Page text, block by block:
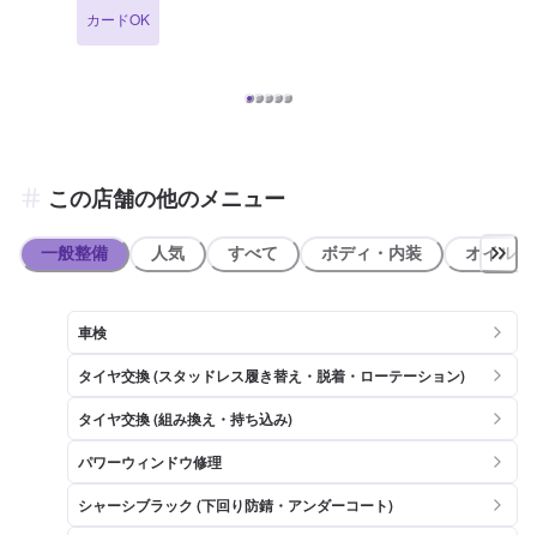
さい！ 【当店までのアクセス】 国道113号線沿い、角田警察署前交差
点の角にございます。出光マークが目印です。
カードOK
この店舗の他のメニュー
一般整備 人気 すべて ボディ・内装 オイル類
車検
タイヤ交換 (スタッドレス履き替え・脱着・ローテーション)
タイヤ交換 (組み換え・持ち込み)
パワーウィンドウ修理
シャーシブラック (下回り防錆・アンダーコート)